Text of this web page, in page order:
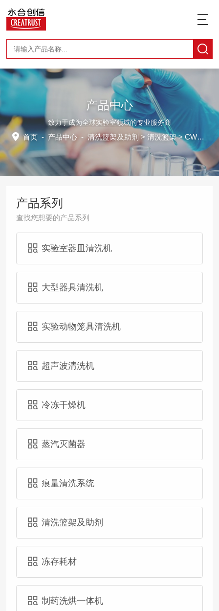
产品中心
致力于成为全球实验室领域的专业服务商
首页 - 产品中心 -清洗篮架及助剂>清洗篮架> CWPDR9070L
产品系列
查找您想要的产品系列
实验室器皿清洗机
大型器具清洗机
实验动物笼具清洗机
超声波清洗机
冷冻干燥机
蒸汽灭菌器
痕量清洗系统
清洗篮架及助剂
冻存耗材
制药洗烘一体机